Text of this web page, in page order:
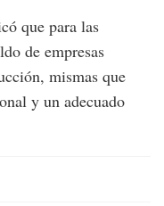
que para las
de empresas
mismas que
y un adecuado